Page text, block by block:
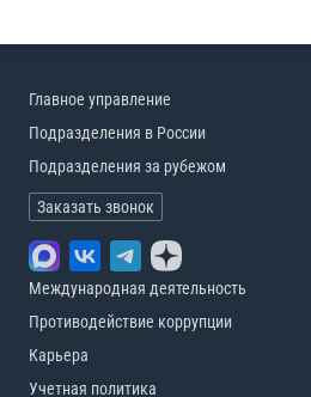
Главное управление
Подразделения в России
Подразделения за рубежом
Заказать звонок
Международная деятельность
Противодействие коррупции
Карьера
Учетная политика